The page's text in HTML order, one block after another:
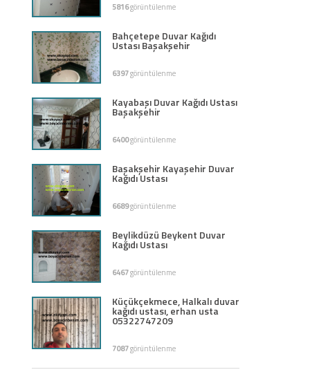
5816görüntülenme
Bahçetepe Duvar Kağıdı
Ustası Başakşehir
6397görüntülenme
Kayabaşı Duvar Kağıdı Ustası
Başakşehir
6400görüntülenme
Başakşehir Kayaşehir Duvar
Kağıdı Ustası
6689görüntülenme
Beylikdüzü Beykent Duvar
Kağıdı Ustası
6467görüntülenme
Küçükçekmece, Halkalı duvar
kağıdı ustası, erhan usta
05322747209
7087görüntülenme